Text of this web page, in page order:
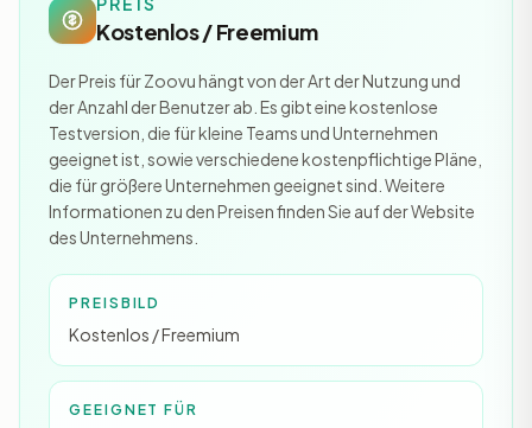
Kostenlos / Freemium
Der Preis für Zoovu hängt von der Art der Nutzung und
der Anzahl der Benutzer ab. Es gibt eine kostenlose
Testversion, die für kleine Teams und Unternehmen
geeignet ist, sowie verschiedene kostenpflichtige Pläne,
die für größere Unternehmen geeignet sind. Weitere
Informationen zu den Preisen finden Sie auf der Website
des Unternehmens.
PREISBILD
Kostenlos / Freemium
GEEIGNET FÜR